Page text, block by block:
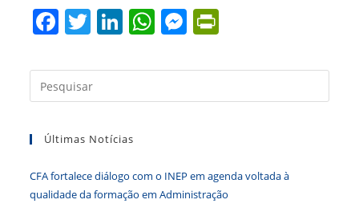
F
c
e
o
o
k
T
itt
er
Li
k
e
n
W
at
s
p
M
ss
e
er
tF
ri
dl
y
a
Últimas Notícias
CFA fortalece diálogo com o INEP em agenda voltada à
qualidade da formação em Administração